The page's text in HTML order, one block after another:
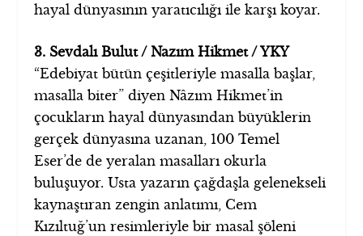
hayal dünyasının yaratıcılığı ile karşı koyar.
3. Sevdalı Bulut / Nazım Hikmet / YKY
“Edebiyat bütün çeşitleriyle masalla başlar,
masalla biter” diyen Nâzım Hikmet’in
çocukların hayal dünyasından büyüklerin
gerçek dünyasına uzanan, 100 Temel
Eser’de de yeralan masalları okurla
buluşuyor. Usta yazarın çağdaşla gelenekseli
kaynaştıran zengin anlatımı, Cem
Kızıltuğ’un resimleriyle bir masal şöleni